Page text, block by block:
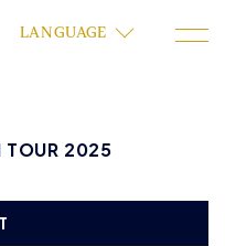
LANGUAGE
TOUR 2025